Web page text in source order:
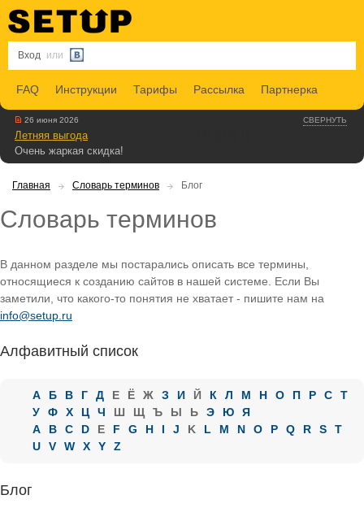
Вход или
FAQ Инструкции Тарифы Рассылка Партнерка
СВЕРНУТЬ
26 июня 2026
Летняя выгода
Очень жаркая скидка!
Главная Словарь терминов Блог
Словарь терминов
В данном разделе мы постарались описать все термины,
относящиеся к созданию сайтов в нашей системе. Если Вы
заметили, что какого-то понятия не хватает - пишите нам на
info@setup.ru
Алфавитный список
А Б В Г Д Е Ё Ж З И Й К Л М Н О П Р С
Т
У
Ф Х Ц Ч Ш Щ Ъ Ы Ь Э Ю
Я
A
B C D E F G H I J K L M N O P Q R S
T
U
V W X Y Z
Блог